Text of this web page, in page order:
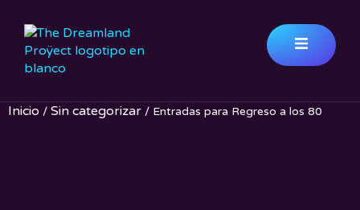
Inicio / Sin categorizar / Entradas para Regreso a los 80